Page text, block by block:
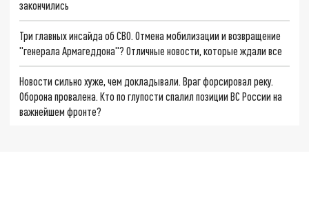
закончились
Три главных инсайда об СВО. Отмена мобилизации и возвращение
"генерала Армагеддона"? Отличные новости, которые ждали все
Новости сильно хуже, чем докладывали. Враг форсировал реку.
Оборона провалена. Кто по глупости спалил позиции ВС России на
важнейшем фронте?